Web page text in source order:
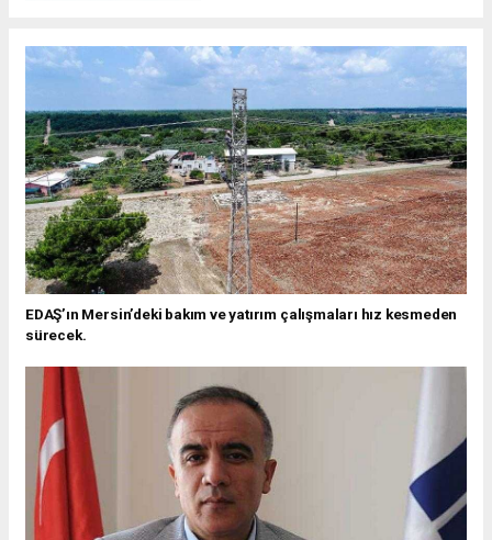
EDAŞ’ın Mersin’deki bakım ve yatırım çalışmaları hız kesmeden
sürecek.